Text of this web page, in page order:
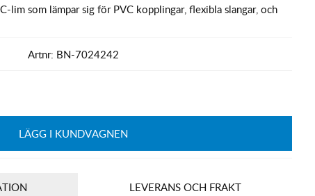
lim som lämpar sig för PVC kopplingar, flexibla slangar, och
Artnr: BN-7024242
LÄGG I KUNDVAGNEN
LEVERANS OCH FRAKT